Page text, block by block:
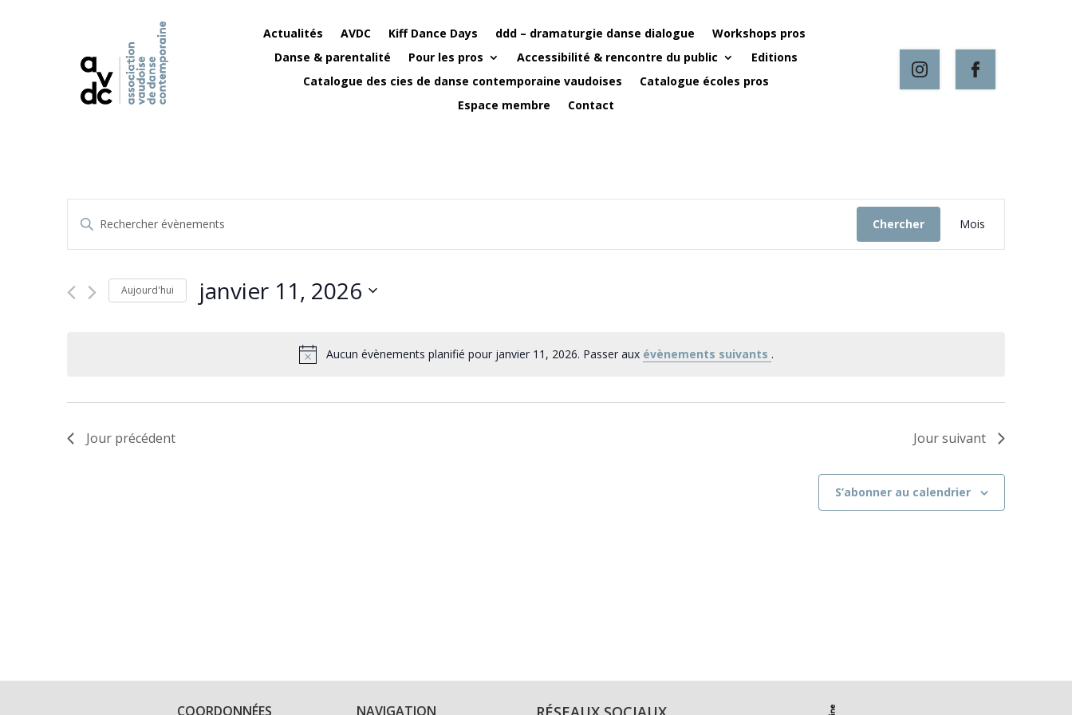
Actualités AVDC Kiff Dance Days ddd – dramaturgie danse dialogue
Workshops pros
Danse & parentalité
Pour les pros Accessibilité & rencontre du public
Editions
Catalogue des cies de danse contemporaine vaudoises
Catalogue écoles pros
Espace membre
Contact
Aucun évènements planifié pour janvier 11, 2026. Passer aux évènements suivants .
Recherche
et
navigation
vues
Saisir
mot-
clé.
Évènements
Chercher
Navigation
de
Mois
Aujourd'hui janvier 11, 2026
Jour précédent Jour suivant
S’abonner au calendrier
COORDONNÉES NAVIGATION